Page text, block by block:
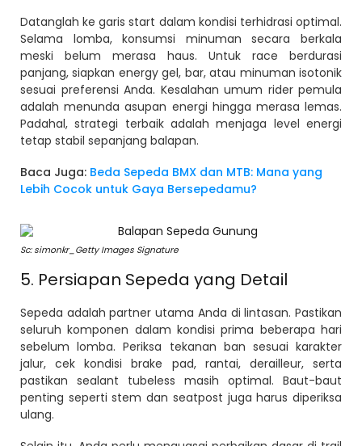
Datanglah ke garis start dalam kondisi terhidrasi optimal.
Selama lomba, konsumsi minuman secara berkala
meski belum merasa haus. Untuk race berdurasi
panjang, siapkan energy gel, bar, atau minuman isotonik
sesuai preferensi Anda. Kesalahan umum rider pemula
adalah menunda asupan energi hingga merasa lemas.
Padahal, strategi terbaik adalah menjaga level energi
tetap stabil sepanjang balapan.
Baca Juga: Beda Sepeda BMX dan MTB: Mana yang
Lebih Cocok untuk Gaya Bersepedamu?
Sc: simonkr_Getty Images Signature
5. Persiapan Sepeda yang Detail
Sepeda adalah partner utama Anda di lintasan. Pastikan
seluruh komponen dalam kondisi prima beberapa hari
sebelum lomba. Periksa tekanan ban sesuai karakter
jalur, cek kondisi brake pad, rantai, derailleur, serta
pastikan sealant tubeless masih optimal. Baut-baut
penting seperti stem dan seatpost juga harus diperiksa
ulang.